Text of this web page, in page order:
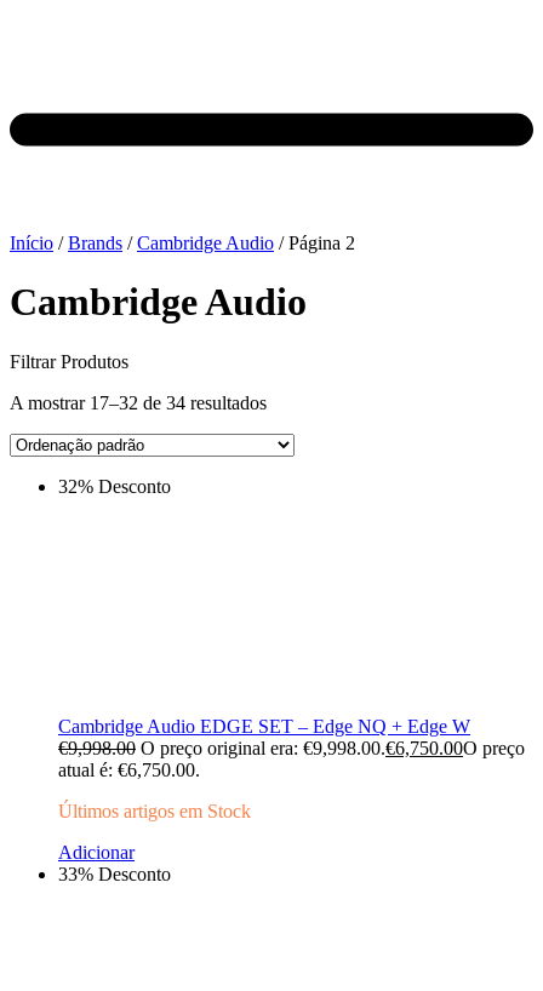
Início /Brands /Cambridge Audio / Página 2
Cambridge Audio
Filtrar Produtos
A mostrar 17–32 de 34 resultados
32% Desconto
Cambridge Audio EDGE SET – Edge NQ + Edge W
€9,998.00 O preço original era: €9,998.00.€6,750.00O preço
atual é: €6,750.00.
Últimos artigos em Stock
Adicionar
33% Desconto